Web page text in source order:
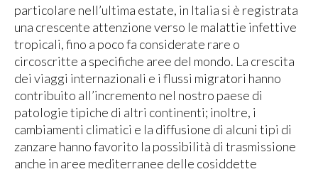
particolare nell’ultima estate, in Italia si è registrata
una crescente attenzione verso le malattie infettive
tropicali, fino a poco fa considerate rare o
circoscritte a specifiche aree del mondo. La crescita
dei viaggi internazionali e i flussi migratori hanno
contribuito all’incremento nel nostro paese di
patologie tipiche di altri continenti; inoltre, i
cambiamenti climatici e la diffusione di alcuni tipi di
zanzare hanno favorito la possibilità di trasmissione
anche in aree mediterranee delle cosiddette